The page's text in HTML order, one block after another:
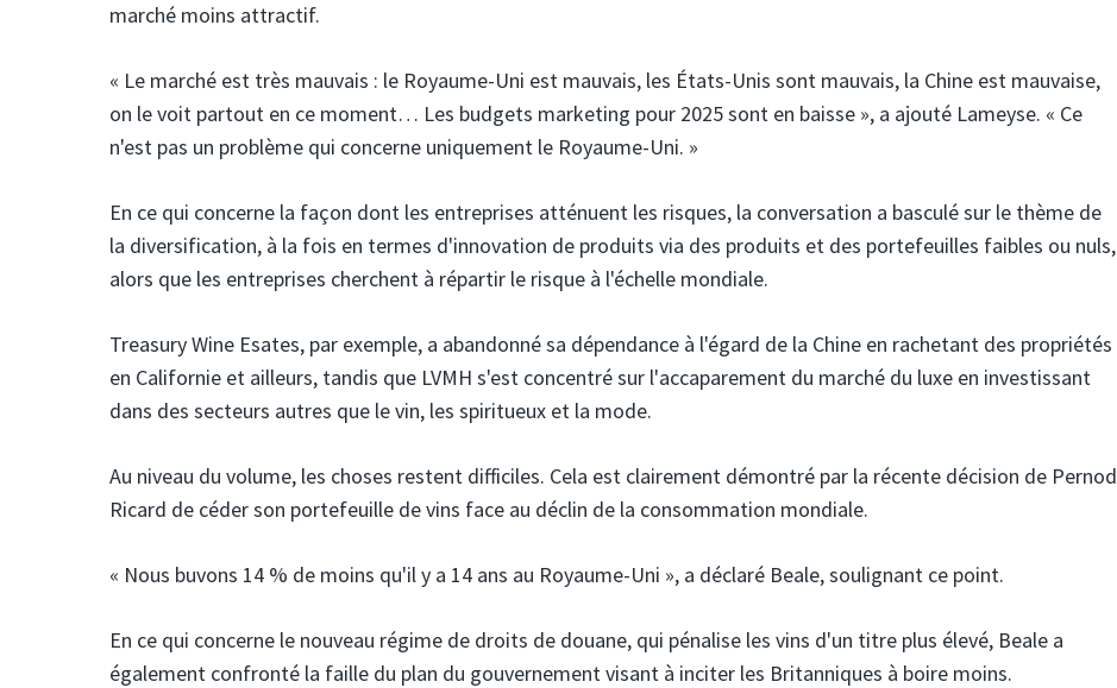
marché moins attractif.
« Le marché est très mauvais : le Royaume-Uni est mauvais, les États-Unis sont mauvais, la Chine est mauvaise,
on le voit partout en ce moment… Les budgets marketing pour 2025 sont en baisse », a ajouté Lameyse. « Ce
n'est pas un problème qui concerne uniquement le Royaume-Uni. »
En ce qui concerne la façon dont les entreprises atténuent les risques, la conversation a basculé sur le thème de
la diversification, à la fois en termes d'innovation de produits via des produits et des portefeuilles faibles ou nuls,
alors que les entreprises cherchent à répartir le risque à l'échelle mondiale.
Treasury Wine Esates, par exemple, a abandonné sa dépendance à l'égard de la Chine en rachetant des propriétés
en Californie et ailleurs, tandis que LVMH s'est concentré sur l'accaparement du marché du luxe en investissant
dans des secteurs autres que le vin, les spiritueux et la mode.
Au niveau du volume, les choses restent difficiles. Cela est clairement démontré par la récente décision de Pernod
Ricard de céder son portefeuille de vins face au déclin de la consommation mondiale.
« Nous buvons 14 % de moins qu'il y a 14 ans au Royaume-Uni », a déclaré Beale, soulignant ce point.
En ce qui concerne le nouveau régime de droits de douane, qui pénalise les vins d'un titre plus élevé, Beale a
également confronté la faille du plan du gouvernement visant à inciter les Britanniques à boire moins.